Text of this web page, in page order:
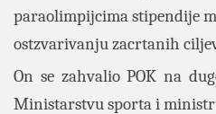
paraolimpijcima stipendije
ostzvarivanju zacrtanih
On se zahvalio POK na
Ministarstvu sporta i